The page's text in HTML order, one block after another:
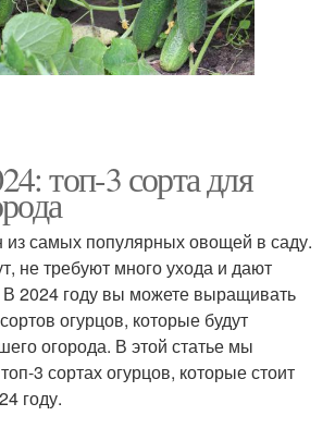
топ-3 сорта для
из самых популярных овощей в саду.
не требуют много ухода и дают
2024 году вы можете выращивать
огурцов, которые будут
огорода. В этой статье мы
3 сортах огурцов, которые стоит
году.